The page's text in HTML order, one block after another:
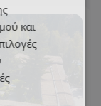
και